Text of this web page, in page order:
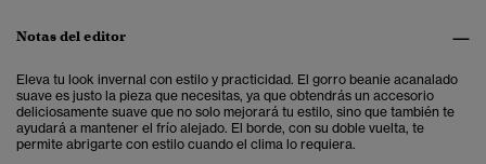
Notas del editor
Eleva tu look invernal con estilo y practicidad. El gorro beanie acanalado
suave es justo la pieza que necesitas, ya que obtendrás un accesorio
deliciosamente suave que no solo mejorará tu estilo, sino que también te
ayudará a mantener el frío alejado. El borde, con su doble vuelta, te
permite abrigarte con estilo cuando el clima lo requiera.